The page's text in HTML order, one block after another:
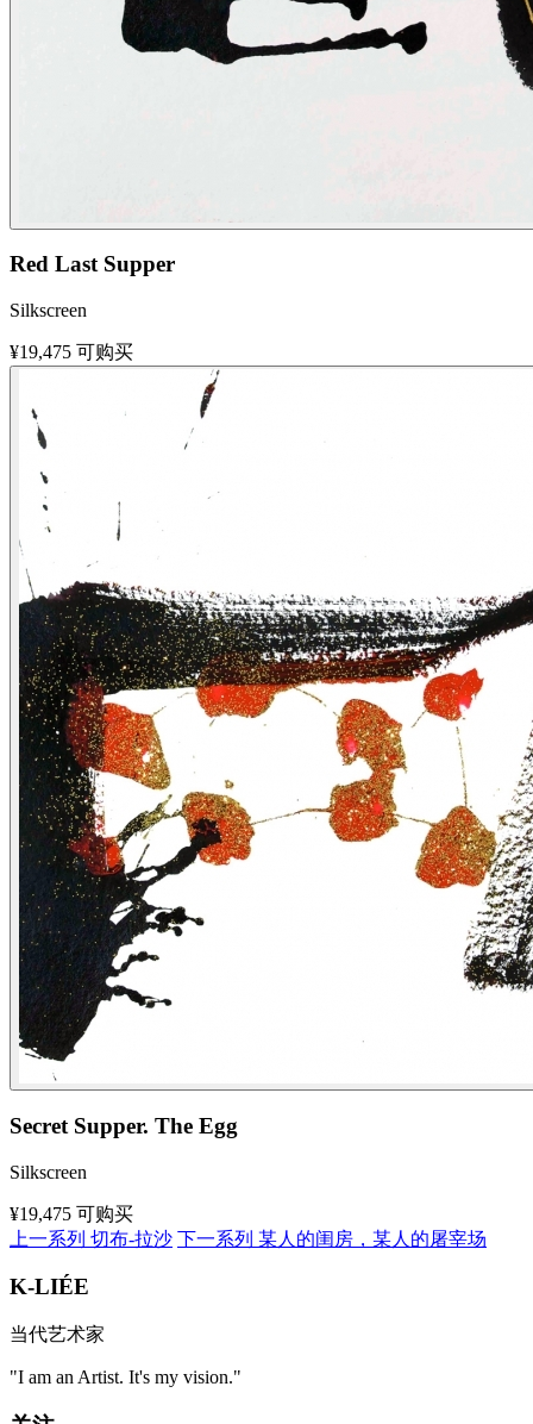
Red Last Supper
Silkscreen
¥19,475 可购买
Secret Supper. The Egg
Silkscreen
¥19,475 可购买
上一系列 切布-拉沙 下一系列 某人的闺房，某人的屠宰场
K-LIÉE
当代艺术家
"I am an Artist. It's my vision."